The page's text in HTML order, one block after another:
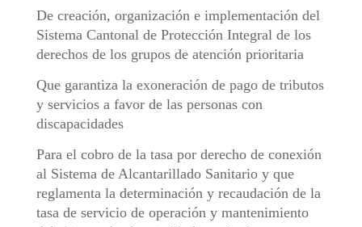
De creación, organización e implementación del
Sistema Cantonal de Protección Integral de los
derechos de los grupos de atención prioritaria
Que garantiza la exoneración de pago de tributos
y servicios a favor de las personas con
discapacidades
Para el cobro de la tasa por derecho de conexión
al Sistema de Alcantarillado Sanitario y que
reglamenta la determinación y recaudación de la
tasa de servicio de operación y mantenimiento